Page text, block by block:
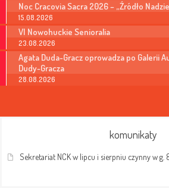
Noc Cracovia Sacra 2026 – „Źródło
15.08.2026
VI Nowohuckie Senioralia
23.08.2026
Agata Duda-Gracz oprowadza po Galerii
Dudy-Gracza
28.08.2026
komunikaty
Sekretariat NCK w lipcu i sierpniu czynny w g.